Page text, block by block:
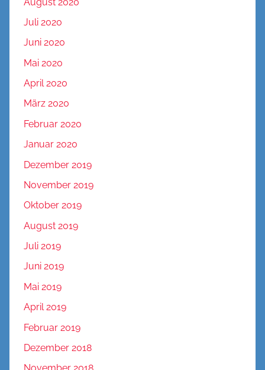
Juli 2020
Juni 2020
Mai 2020
April 2020
März 2020
Februar 2020
Januar 2020
Dezember 2019
November 2019
Oktober 2019
August 2019
Juli 2019
Juni 2019
Mai 2019
April 2019
Februar 2019
Dezember 2018